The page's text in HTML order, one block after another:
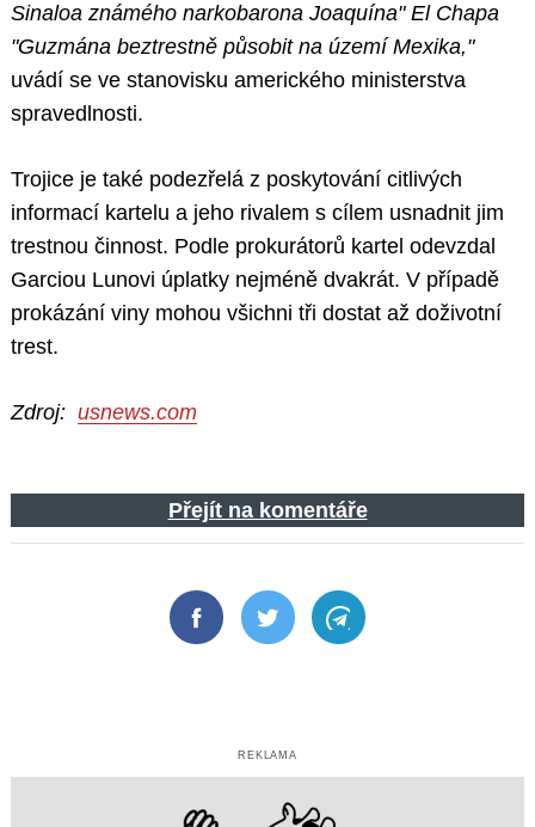
Sinaloa známého narkobarona Joaquína" El Chapa
"Guzmána beztrestně působit na území Mexika,"
uvádí se ve stanovisku amerického ministerstva
spravedlnosti.
Trojice je také podezřelá z poskytování citlivých
informací kartelu a jeho rivalem s cílem usnadnit jim
trestnou činnost. Podle prokurátorů kartel odevzdal
Garciou Lunovi úplatky nejméně dvakrát. V případě
prokázání viny mohou všichni tři dostat až doživotní
trest.
Zdroj: usnews.com
Přejít na komentáře
FacebookTwitter Telegram
REKLAMA